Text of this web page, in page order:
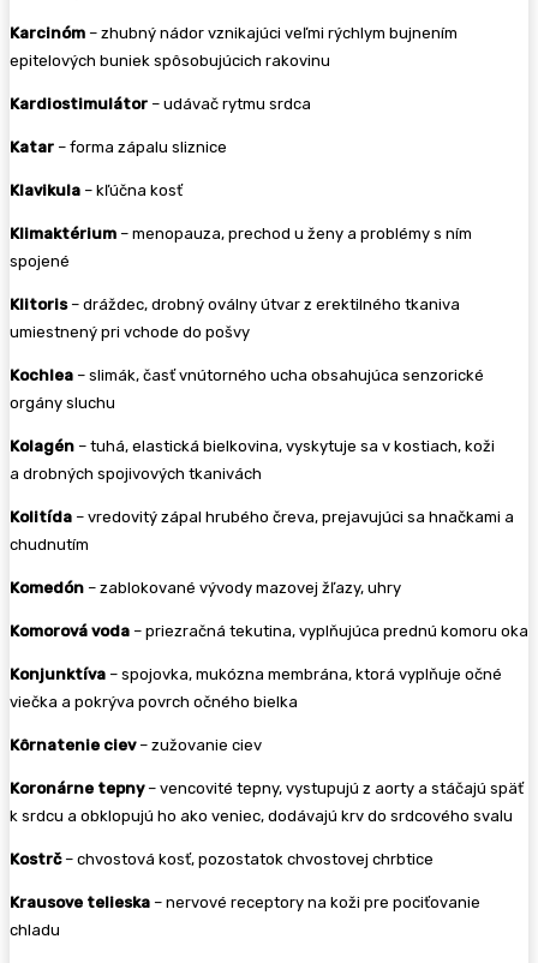
Karcinóm – zhubný nádor vznikajúci veľmi rýchlym bujnením
epitelových buniek spôsobujúcich rakovinu
Kardiostimulátor – udávač rytmu srdca
Katar – forma zápalu sliznice
Klavikula – kľúčna kosť
Klimaktérium – menopauza, prechod u ženy a problémy s ním
spojené
Klitoris– dráždec, drobný oválny útvar z erektilného tkaniva
umiestnený pri vchode do pošvy
Kochlea – slimák, časť vnútorného ucha obsahujúca senzorické
orgány sluchu
Kolagén – tuhá, elastická bielkovina, vyskytuje sa v kostiach, koži
a drobných spojivových tkanivách
Kolitída – vredovitý zápal hrubého čreva, prejavujúci sa hnačkami a
chudnutím
Komedón – zablokované vývody mazovej žľazy, uhry
Komorová voda – priezračná tekutina, vyplňujúca prednú komoru oka
Konjunktíva – spojovka, mukózna membrána, ktorá vyplňuje očné
viečka a pokrýva povrch očného bielka
Kôrnatenie ciev– zužovanie ciev
Koronárne tepny– vencovité tepny, vystupujú z aorty a stáčajú späť
k srdcu a obklopujú ho ako veniec, dodávajú krv do srdcového svalu
Kostrč– chvostová kosť, pozostatok chvostovej chrbtice
Krausove telieska – nervové receptory na koži pre pociťovanie
chladu